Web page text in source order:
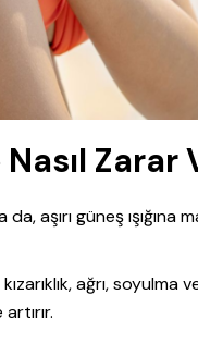
Zarar
aşırı güneş
ağrı,